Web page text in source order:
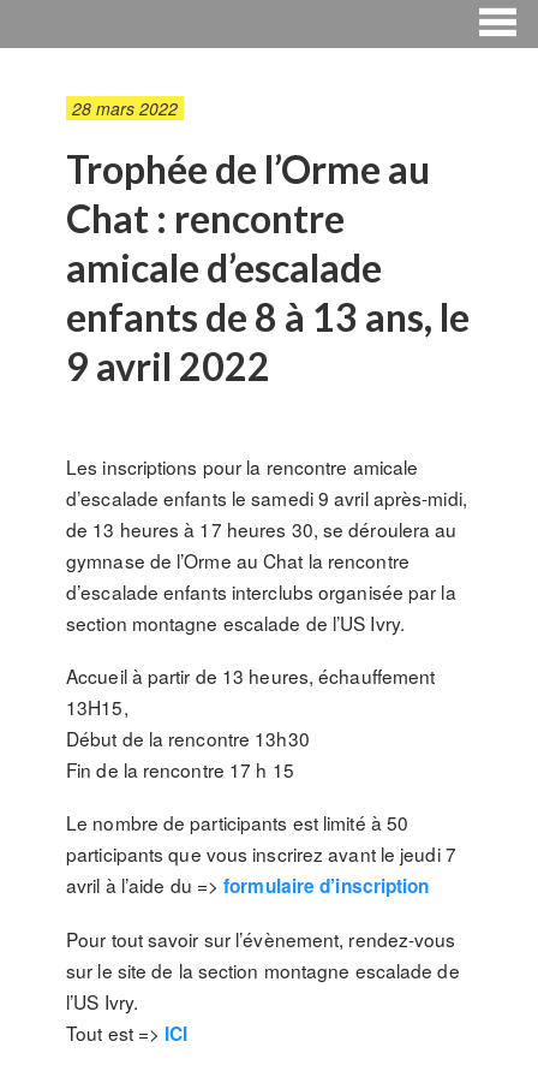
28 mars 2022
Trophée de l’Orme au
Chat : rencontre
amicale d’escalade
enfants de 8 à 13 ans, le
9 avril 2022
Les inscriptions pour la rencontre amicale
d’escalade enfants le samedi 9 avril après-midi,
de 13 heures à 17 heures 30, se déroulera au
gymnase de l’Orme au Chat la rencontre
d’escalade enfants interclubs organisée par la
section montagne escalade de l’US Ivry.
Accueil à partir de 13 heures, échauffement
13H15,
Début de la rencontre 13h30
Fin de la rencontre 17 h 15
Le nombre de participants est limité à 50
participants que vous inscrirez avant le jeudi 7
avril à l’aide du =>formulaire d’inscription
Pour tout savoir sur l’évènement, rendez-vous
sur le site de la section montagne escalade de
l’US Ivry.
Tout est => ICI